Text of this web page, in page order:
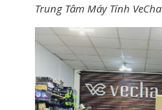
Trung Tâm Máy Tính VeCha